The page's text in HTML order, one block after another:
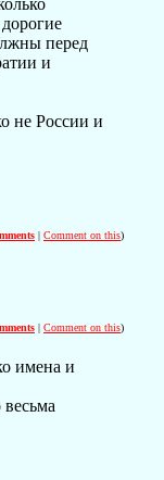
перед
и
не России и
| Comment on this)
| Comment on this)
имена и